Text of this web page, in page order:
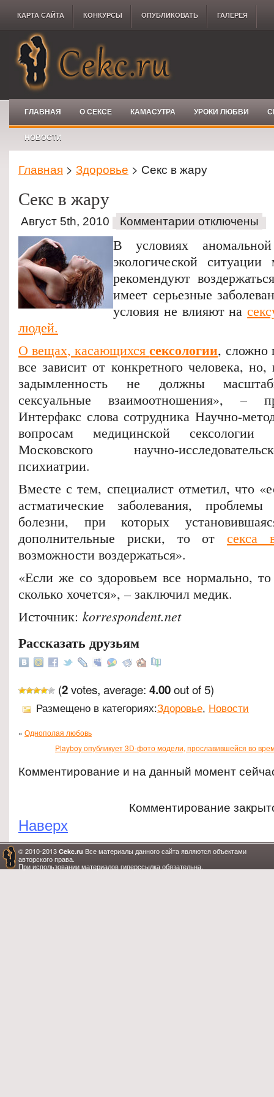
КАРТА САЙТА КОНКУРCЫ ОПУБЛИКОВАТЬ ГАЛЕРЕЯ
ГЛАВНАЯ О СЕКСЕ КАМАСУТРА УРОКИ ЛЮБВИ
НОВОСТИ
Главная > Здоровье > Секс в жару
Секс в жару
Август 5th, 2010 Комментарии отключены
В условиях
экологической
рекомендуют
имеет серьезные
условия не влияют на
людей.
О вещах, касающихсясексологии, сложно
все зависит от конкретного человека,
задымленность не должны
сексуальные взаимоотношения», –
Интерфакс слова сотрудника Научно-
вопросам медицинской сексологии
Московского научно-
психиатрии.
Вместе с тем, специалист отметил, что
астматические заболевания,
болезни, при которых
дополнительные риски, то от секса
возможности воздержаться».
«Если же со здоровьем все нормально,
сколько хочется», – заключил медик.
Источник: korrespondent.net
Рассказать друзьям
(2votes, average: 4.00out of 5)
Размещено в категориях:Здоровье, Новости
« Однополая любовь
Playboy опубликует 3D-фото модели, прославившейся во
Комментирование и на данный момент
Комментирование
Наверх
© 2010-2013 Cekc.ru Все материалы данного сайта являются объектами
авторского права.
При использовании материалов гиперссылка обязательна.